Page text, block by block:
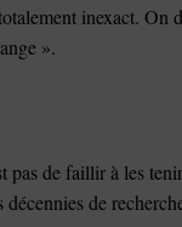
inexact. On
».
pas de faillir à les
de